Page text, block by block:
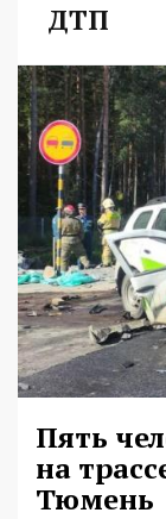
ДТП
Пять
на
Тюмень